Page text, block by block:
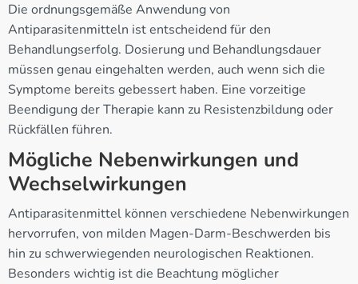
Die ordnungsgemäße Anwendung von
Antiparasitenmitteln ist entscheidend für den
Behandlungserfolg. Dosierung und Behandlungsdauer
müssen genau eingehalten werden, auch wenn sich die
Symptome bereits gebessert haben. Eine vorzeitige
Beendigung der Therapie kann zu Resistenzbildung oder
Rückfällen führen.
Mögliche Nebenwirkungen und
Wechselwirkungen
Antiparasitenmittel können verschiedene Nebenwirkungen
hervorrufen, von milden Magen-Darm-Beschwerden bis
hin zu schwerwiegenden neurologischen Reaktionen.
Besonders wichtig ist die Beachtung möglicher